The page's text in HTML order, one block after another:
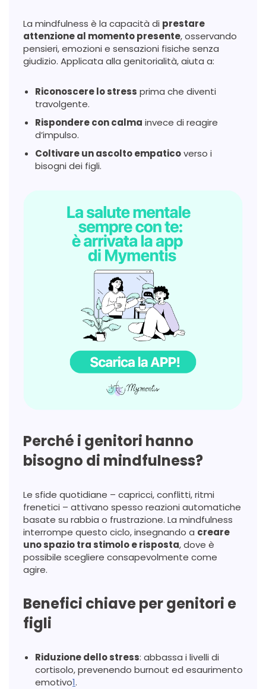
La mindfulness è la capacità di prestare
attenzione al momento presente, osservando
pensieri, emozioni e sensazioni fisiche senza
giudizio. Applicata alla genitorialità, aiuta a:
Riconoscere lo stress prima che diventi
travolgente.
Rispondere con calma invece di reagire
d’impulso.
Coltivare un ascolto empaticoverso i
bisogni dei figli.
Perché i genitori hanno
bisogno di mindfulness?
Le sfide quotidiane – capricci, conflitti, ritmi
frenetici – attivano spesso reazioni automatiche
basate su rabbia o frustrazione. La mindfulness
interrompe questo ciclo, insegnando a creare
uno spazio tra stimolo e risposta, dove è
possibile scegliere consapevolmente come
agire.
Benefici chiave per genitori e
figli
Riduzione dello stress: abbassa i livelli di
cortisolo, prevenendo burnout ed esaurimento
emotivo1.